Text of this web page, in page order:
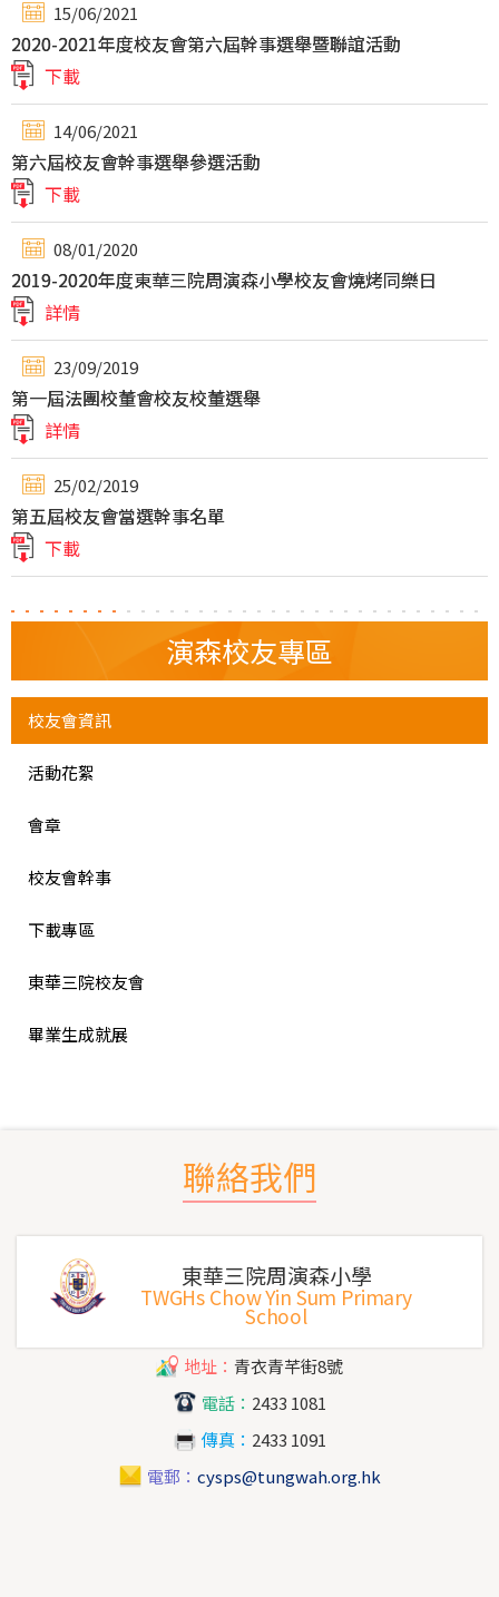
15/06/2021
2020-2021年度校友會第六屆幹事選舉暨聯誼活動
下載
14/06/2021
第六屆校友會幹事選舉參選活動
下載
08/01/2020
2019-2020年度東華三院周演森小學校友會燒烤同樂日
詳情
23/09/2019
第一屆法團校董會校友校董選舉
詳情
25/02/2019
第五屆校友會當選幹事名單
下載
演森校友專區
校友會資訊
活動花絮
會章
校友會幹事
下載專區
東華三院校友會
畢業生成就展
聯絡我們
東華三院周演森小學
TWGHs Chow Yin Sum Primary
School
地址： 青衣青芊街8號
電話： 2433 1081
傳真： 2433 1091
電郵： cysps@tungwah.org.hk